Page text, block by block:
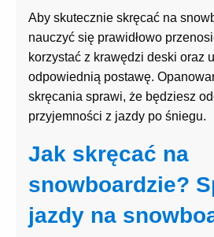
Aby skutecznie skręcać na
nauczyć się prawidłowo
korzystać z krawędzi deski oraz
odpowiednią postawę.
skręcania sprawi, że będziesz
przyjemności z jazdy po śniegu.
Jak skręcać na
snowboardzie?
jazdy na